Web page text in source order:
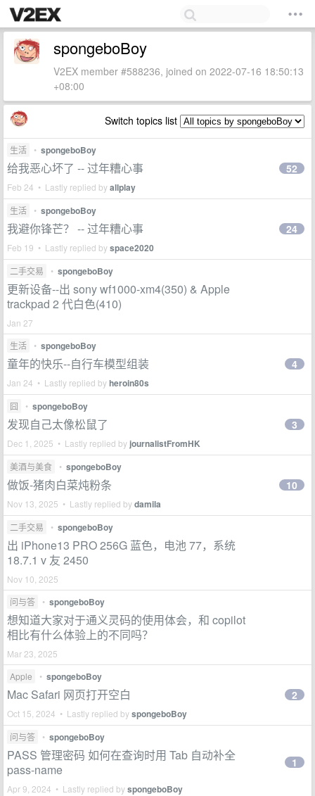
spongeboBoy
V2EX member #588236, joined on 2022-07-16 18:50:13
+08:00
Switch topics list
生活 • spongeboBoy
给我恶心坏了 -- 过年糟心事
Feb 24 • Lastly replied byallplay
52
生活 • spongeboBoy
我避你锋芒？ -- 过年糟心事
Feb 19 • Lastly replied byspace2020
24
二手交易 • spongeboBoy
更新设备--出 sony wf1000-xm4(350) & Apple
trackpad 2 代白色(410)
Jan 27
生活
• spongeboBoy
童年的快乐--自行车模型组装
Jan 24 • Lastly replied byheroin80s
4
囧 • spongeboBoy
发现自己太像松鼠了
Dec 1, 2025 • Lastly replied by journalistFromHK
3
美酒与美食 • spongeboBoy
做饭-猪肉白菜炖粉条
Nov 13, 2025 • Lastly replied bydamila
10
二手交易 • spongeboBoy
出 iPhone13 PRO 256G 蓝色，电池 77，系统
18.7.1 v 友 2450
Nov 10, 2025
问与答
• spongeboBoy
想知道大家对于通义灵码的使用体会，和 copilot
相比有什么体验上的不同吗？
Mar 23, 2025
Apple
• spongeboBoy
Mac Safari 网页打开空白
Oct 15, 2024 • Lastly replied byspongeboBoy
2
问与答 • spongeboBoy
PASS 管理密码 如何在查询时用 Tab 自动补全
pass-name
Apr 9, 2024 • Lastly replied byspongeboBoy
1